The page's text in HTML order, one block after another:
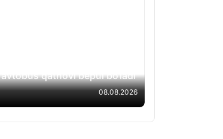
avtobus qatnovi bepul bo‘ladi
08.08.2026